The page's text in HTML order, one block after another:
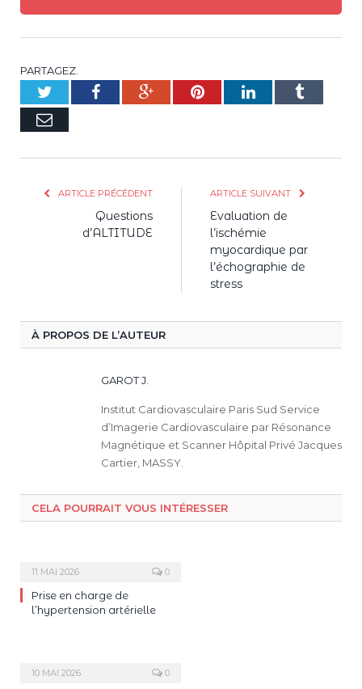
PARTAGEZ.
TwitterFacebookGoogle+PinterestLinkedInTumblr
E-
ARTICLE PRÉCÉDENT
Questions
d’ALTITUDE
ARTICLE SUIVANT
Evaluation de
l’ischémie
myocardique par
l’échographie de
stress
À PROPOS DE L’AUTEUR
GAROT J.
Institut Cardiovasculaire Paris Sud Service
d’Imagerie Cardiovasculaire par Résonance
Magnétique et Scanner Hôpital Privé Jacques
Cartier, MASSY.
CELA POURRAIT VOUS INTÉRESSER
11 MAI 2026 0
Prise en charge de
l’hypertension artérielle
10 MAI 2026 0